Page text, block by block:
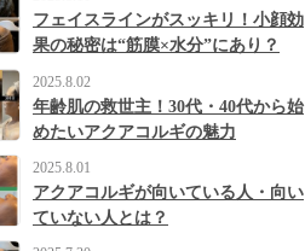
フェイスラインがスッキリ！小顔効
果の秘密は“筋膜×水分”にあり？
2025.8.02
年齢肌の救世主！30代・40代から始
めたいアクアコルギの魅力
2025.8.01
アクアコルギが向いている人・向い
ていない人とは？